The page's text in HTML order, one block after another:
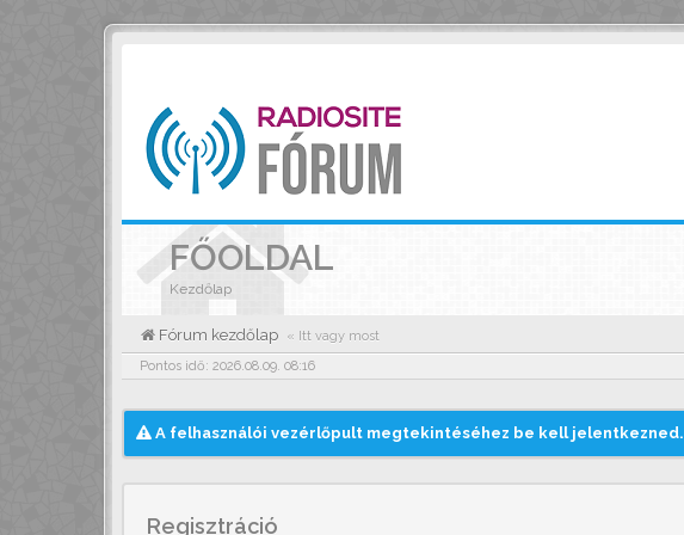
FŐOLDAL
Kezdőlap
Fórum kezdőlap
« Itt vagy most
Pontos idő: 2026.08.09. 08:16
A felhasználói vezérlőpult megtekintéséhez be kell jelentkezned.
Regisztráció